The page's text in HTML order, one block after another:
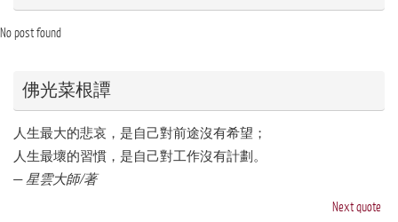
No post found
佛光菜根譚
人生最大的悲哀，是自己對前途沒有希望；
人生最壞的習慣，是自己對工作沒有計劃。
— 星雲大師/著
Next quote